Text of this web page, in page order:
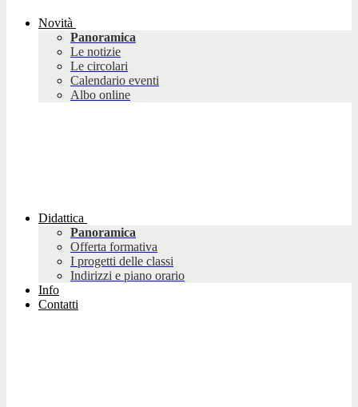
Novità
Panoramica
Le notizie
Le circolari
Calendario eventi
Albo online
Didattica
Panoramica
Offerta formativa
I progetti delle classi
Indirizzi e piano orario
Info
Contatti